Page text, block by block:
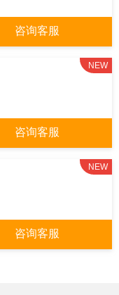
咨询客服
NEW
咨询客服
NEW
咨询客服